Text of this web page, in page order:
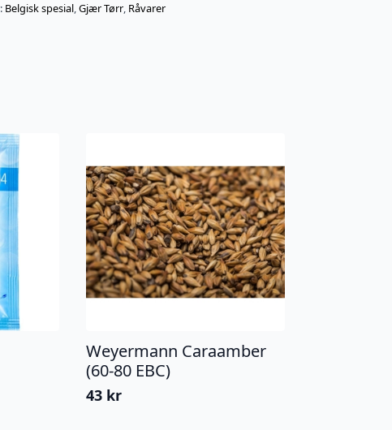
Belgisk spesial,Gjær Tørr, Råvarer
Weyermann Caraamber
(60-80 EBC)
43 kr